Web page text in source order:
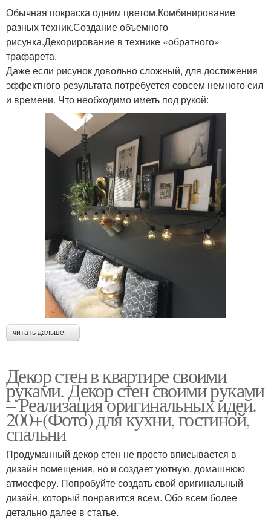
Обычная покраска одним цветом.Комбинирование
разных техник.Создание объемного
рисунка.Декорирование в технике «обратного»
трафарета.
Даже если рисунок довольно сложный, для достижения
эффектного результата потребуется совсем немного сил
и времени. Что необходимо иметь под рукой:
читать дальше →
Декор стен в квартире своими
руками. Декор стен своими руками
– Реализация оригинальных идей.
200+(Фото) для кухни, гостиной,
спальни
Продуманный декор стен не просто вписывается в
дизайн помещения, но и создает уютную, домашнюю
атмосферу. Попробуйте создать свой оригинальный
дизайн, который понравится всем. Обо всем более
детально далее в статье.